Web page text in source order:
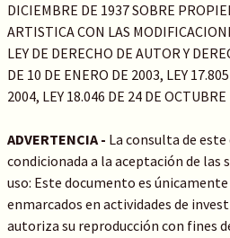
DICIEMBRE DE 1937 SOBRE
ARTISTICA CON LAS
LEY DE DERECHO DE AUTOR Y
DE 10 DE ENERO DE 2003, LEY
2004, LEY 18.046 DE 24 DE
ADVERTENCIA - La consulta de
condicionada a la aceptación de las
uso: Este documento es
enmarcados en actividades de
autoriza su reproducción con fines